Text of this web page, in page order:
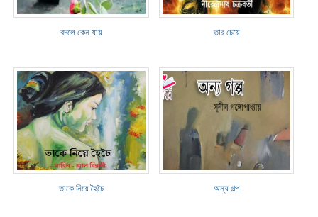
বদলে কেন যায় তার চেয়ে
তাকে নিয়ে হৈচৈ অন্য গল্প